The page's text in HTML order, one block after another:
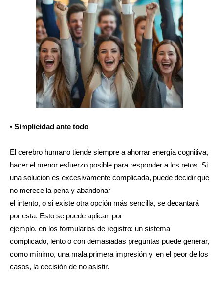
• Simplicidad ante todo
El cerebro humano tiende siempre a ahorrar energía cognitiva,
hacer el menor esfuerzo posible para responder a los retos. Si
una solución es excesivamente complicada, puede decidir que
no merece la pena y abandonar
el intento, o si existe otra opción más sencilla, se decantará
por esta. Esto se puede aplicar, por
ejemplo, en los formularios de registro: un sistema
complicado, lento o con demasiadas preguntas puede generar,
como mínimo, una mala primera impresión y, en el peor de los
casos, la decisión de no asistir.